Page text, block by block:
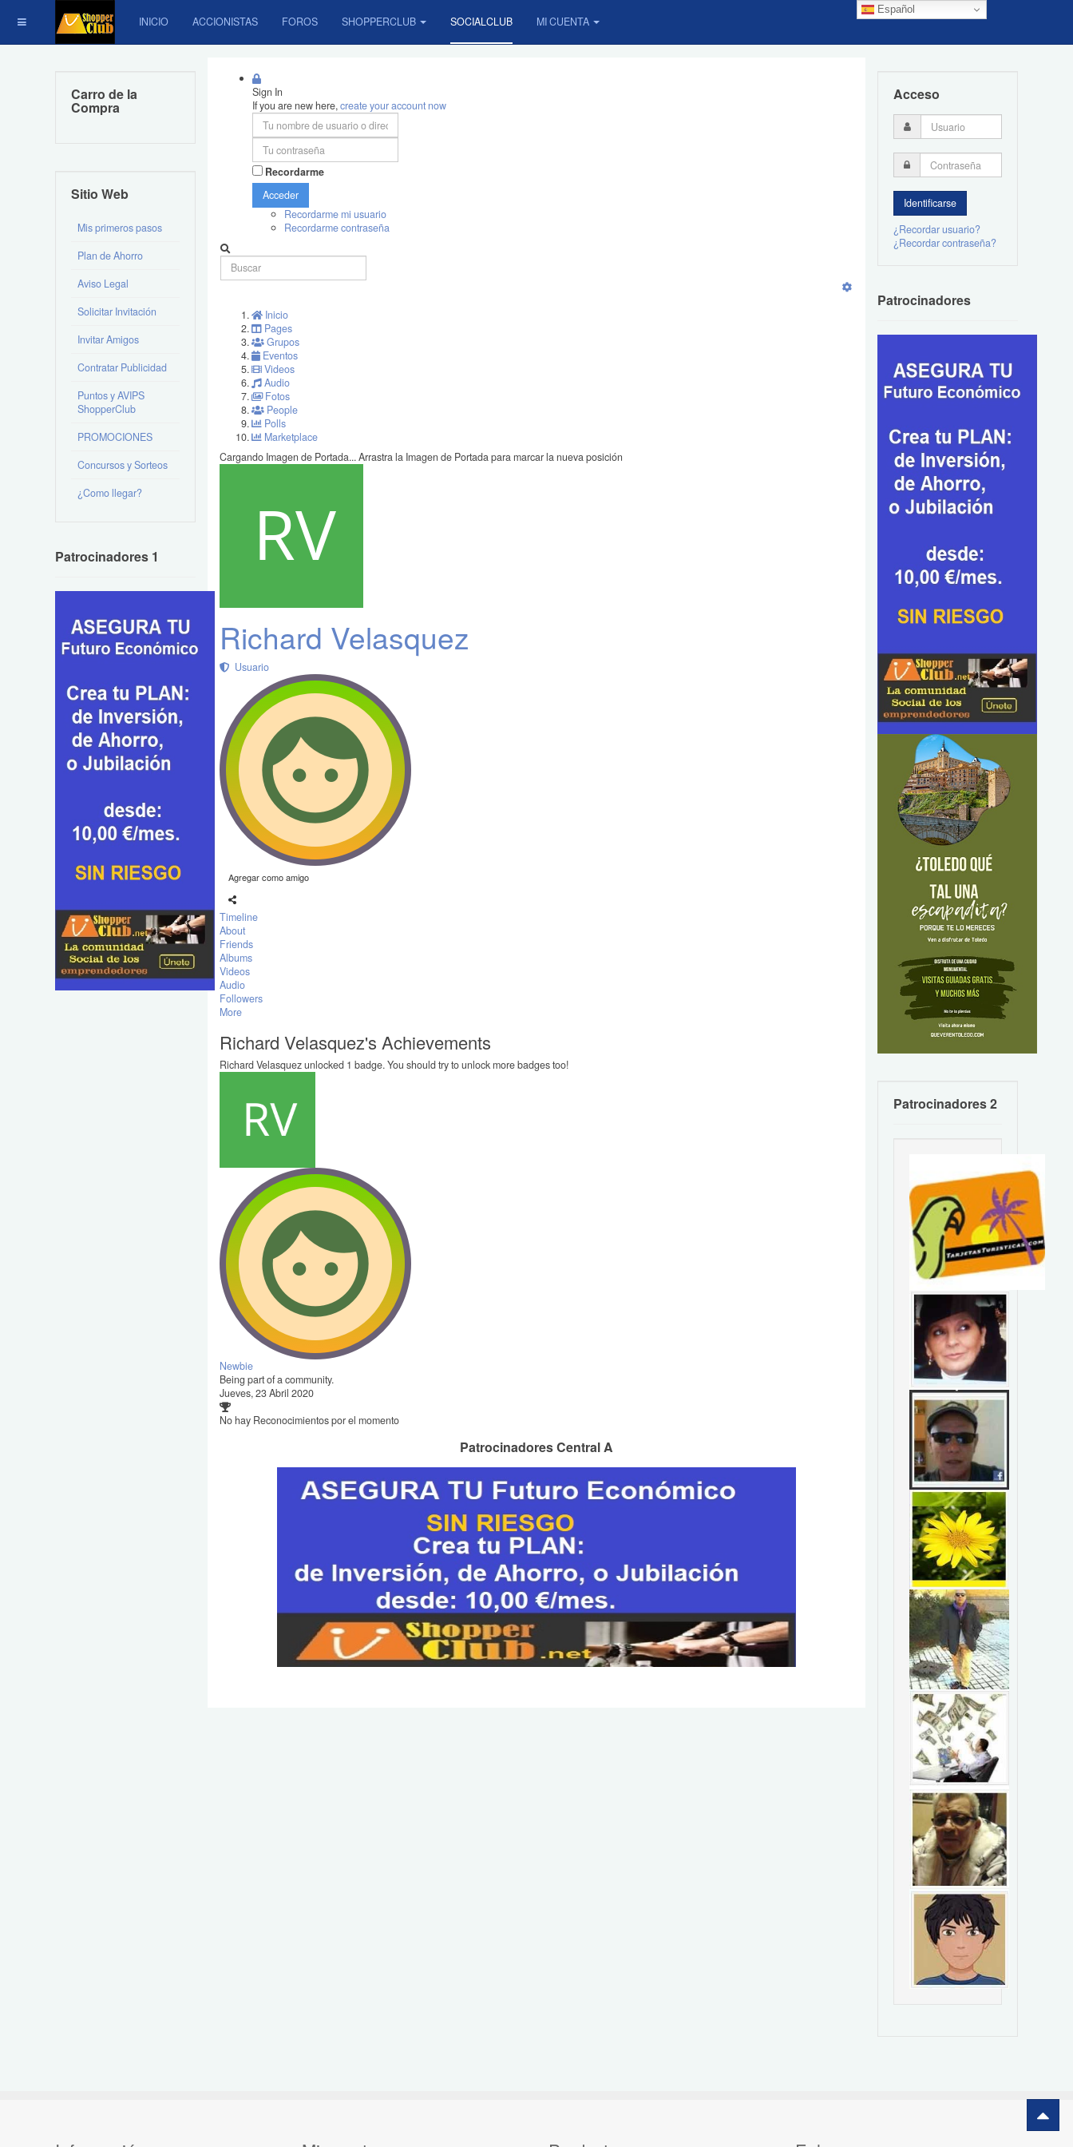
Español
INICIO ACCIONISTAS FOROS SHOPPERCLUB SOCIALCLUB MI CUENTA
Sign In
If you are new here,create your account now
Recordarme
Acceder
Recordarme mi usuario
Recordarme contraseña
Inicio
Pages
Grupos
Eventos
Videos
Audio
Fotos
People
Polls
Marketplace
Cargando Imagen de Portada...Arrastra la Imagen de Portada para marcar la nueva posición
Richard Velasquez
Usuario
Agregar como amigo
Timeline
About
Friends
Albums
Videos
Audio
Followers
More
Richard Velasquez's Achievements
Richard Velasquez unlocked 1 badge. You should try to unlock more badges too!
Newbie
Being part of a community.
Jueves, 23 Abril 2020
No hay Reconocimientos por el momento
Patrocinadores Central A
Carro de la
Compra
Sitio Web
Mis primeros pasos
Plan de Ahorro
Aviso Legal
Solicitar Invitación
Invitar Amigos
Contratar Publicidad
Puntos y AVIPS
ShopperClub
PROMOCIONES
Concursos y Sorteos
¿Como llegar?
Patrocinadores 1
Acceso
¿Recordar usuario?
¿Recordar contraseña?
Patrocinadores
Patrocinadores 2